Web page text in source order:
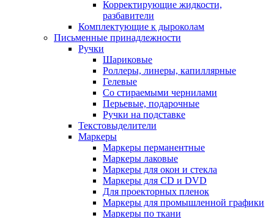
Корректирующие жидкости,
разбавители
Комплектующие к дыроколам
Письменные принадлежности
Ручки
Шариковые
Роллеры, линеры, капиллярные
Гелевые
Со стираемыми чернилами
Перьевые, подарочные
Ручки на подставке
Текстовыделители
Маркеры
Маркеры перманентные
Маркеры лаковые
Маркеры для окон и стекла
Маркеры для CD и DVD
Для проекторных пленок
Маркеры для промышленной графики
Маркеры по ткани